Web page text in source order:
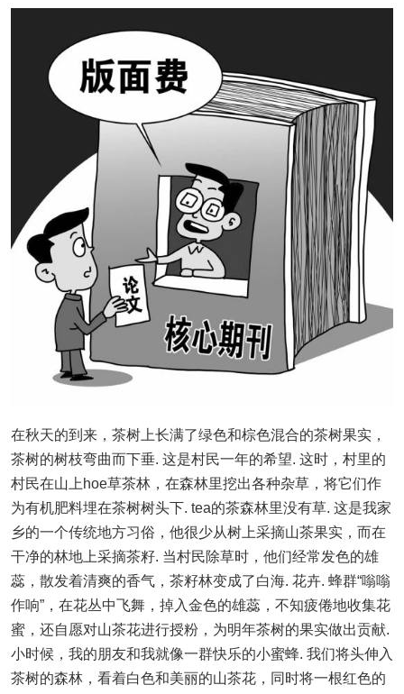
在秋天的到来，茶树上长满了绿色和棕色混合的茶树果实，
茶树的树枝弯曲而下垂. 这是村民一年的希望. 这时，村里的
村民在山上hoe草茶林，在森林里挖出各种杂草，将它们作
为有机肥料埋在茶树树头下. tea的茶森林里没有草. 这是我家
乡的一个传统地方习俗，他很少从树上采摘山茶果实，而在
干净的林地上采摘茶籽. 当村民除草时，他们经常发色的雄
蕊，散发着清爽的香气，茶籽林变成了白海. 花卉. 蜂群“嗡嗡
作响”，在花丛中飞舞，掉入金色的雄蕊，不知疲倦地收集花
蜜，还自愿对山茶花进行授粉，为明年茶树的果实做出贡献.
小时候，我的朋友和我就像一群快乐的小蜜蜂. 我们将头伸入
茶树的森林，看着白色和美丽的山茶花，同时将一根红色的